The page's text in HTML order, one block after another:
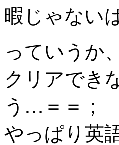
暇じゃない
っていうか
クリアでき
う…＝＝；
やっぱり英